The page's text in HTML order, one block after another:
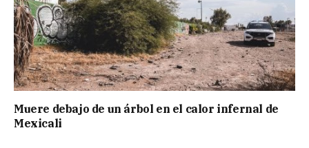
Muere debajo de un árbol en el calor infernal de
Mexicali